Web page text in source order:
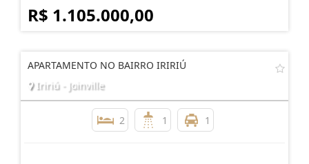
R$ 1.105.000,00
APARTAMENTO NO BAIRRO IRIRIÚ
Iririú - Joinville
2 1 1